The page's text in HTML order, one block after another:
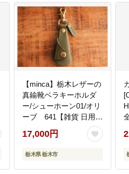
【minca】栃木レザーの
真鍮靴ベラキーホルダ
ー/シューホーン01/オリ
ーブ 641【雑貨 日用品
人気 おすすめ 】
17,000円
栃木県 栃木市